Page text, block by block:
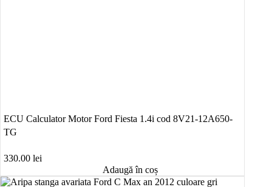
ECU Calculator Motor Ford Fiesta 1.4i cod 8V21-12A650-
TG
330.00 lei
Adaugă în coș